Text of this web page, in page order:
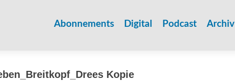
Abonnements Digital Podcast Archiv
Kopie